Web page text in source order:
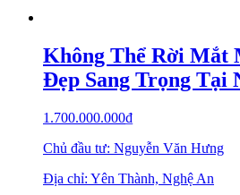
Không Thể Rời Mắt
Đẹp Sang Trọng Tại
1.700.000.000₫
Chủ đầu tư: Nguyễn Văn Hưng
Địa chỉ: Yên Thành, Nghệ An